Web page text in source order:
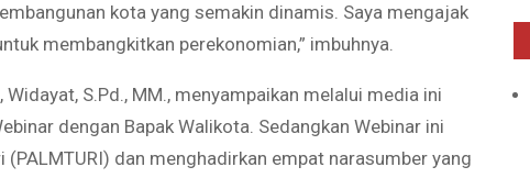
kota yang semakin dinamis. Saya mengajak
membangkitkan perekonomian,” imbuhnya.
S.Pd., MM., menyampaikan melalui media ini
dengan Bapak Walikota. Sedangkan Webinar ini
dan menghadirkan empat narasumber yang